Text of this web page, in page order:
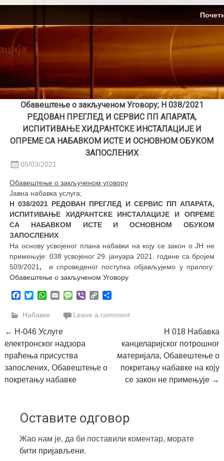
Skip
content
Обавештење о закљученом Уговору; Н 038/2021
РЕДОВАН ПРЕГЛЕД И СЕРВИС ПП АПАРАТА,
ИСПИТИВАЊЕ ХИДРАНТСКЕ ИНСТАЛАЦИЈЕ И
ОПРЕМЕ СА НАБАВКОМ ИСТЕ И ОСНОВНОМ ОБУКОМ
ЗАПОСЛЕНИХ
05/03/2021
Обавештење о закљученом уговору
Јавна набавка услуга;
Н 038/2021 РЕДОВАН ПРЕГЛЕД И СЕРВИС ПП АПАРАТА,
ИСПИТИВАЊЕ ХИДРАНТСКЕ ИНСТАЛАЦИЈЕ И ОПРЕМЕ
СА НАБАВКОМ ИСТЕ И ОСНОВНОМ ОБУКОМ
ЗАПОСЛЕНИХ
На основу усвојеног плана набавки на коју се закон о ЈН не
примењује: 038 усвојеног 29. јануара 2021. године са бројем
509/2021 , и спроведеног поступка oбјављујемо у прилогу:
Обавештење о закљученом Уговору
Facebook
TwitterWhatsApp
EmailMessage
ViberCopy
Набавке Leave a comment
Post
navigation
← Н-046 Услуге
електронског надзора
праћења присуства
запослених, Обавештење о
покретању набавке
Н 018 Набавка
канцеларијског потрошног
материјала, Обавештење о
покретању набавке на коју
се закон не примењује →
Оставите одговор
Жао нам је, да би поставили коментар, морате
бити пријављени.